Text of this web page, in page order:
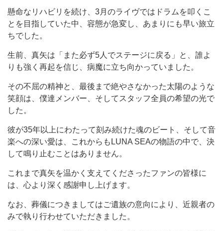
懸命なリハビリを続け、3月のライヴではドラムを叩くこ
とを目指していた中、容態が急変し、あまりにも早い旅立
ちでした。
生前、真矢は「また必ず5人でステージに戻る」と、誰よ
りも強く再起を信じ、病魔に立ち向かっていました。
その不屈の精神と、最後まで絶やさなかった太陽のような
笑顔は、僕達メンバー、そしてスタッフ全員の希望の光で
した。
彼が35年以上にわたって刻み続けた魂のビート、そして音
楽への深い愛は、これからもLUNA SEAの物語の中で、決
して鳴り止むことはありません。
これまで真矢を温かく支えてくださったファンの皆様に
は、心より深く感謝申し上げます。
なお、葬儀につきましてはご遺族の意向により、近親者の
みで執り行わせていただきました。